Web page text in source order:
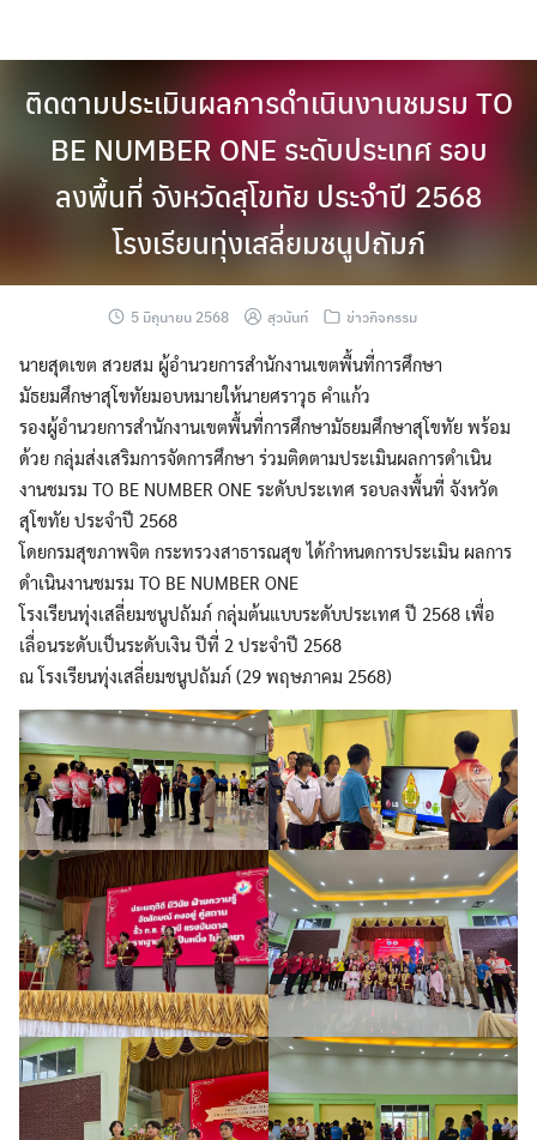
content
ติดตามประเมินผลการดำเนินงานชมรม TO
BE NUMBER ONE ระดับประเทศ รอบ
ลงพื้นที่ จังหวัดสุโขทัย ประจำปี 2568
โรงเรียนทุ่งเสลี่ยมชนูปถัมภ์
5 มิถุนายน 2568 สุวนันท์ ข่าวกิจกรรม
นายสุดเขต สวยสม ผู้อำนวยการสำนักงานเขตพื้นที่การศึกษา
มัธยมศึกษาสุโขทัยมอบหมายให้นายศราวุธ คำแก้ว
รองผู้อำนวยการสำนักงานเขตพื้นที่การศึกษามัธยมศึกษาสุโขทัย พร้อม
ด้วย กลุ่มส่งเสริมการจัดการศึกษา ร่วมติดตามประเมินผลการดำเนิน
งานชมรม TO BE NUMBER ONE ระดับประเทศ รอบลงพื้นที่ จังหวัด
สุโขทัย ประจำปี 2568
โดยกรมสุขภาพจิต กระทรวงสาธารณสุข ได้กำหนดการประเมิน ผลการ
ดำเนินงานชมรม TO BE NUMBER ONE
โรงเรียนทุ่งเสลี่ยมชนูปถัมภ์ กลุ่มต้นแบบระดับประเทศ ปี 2568 เพื่อ
เลื่อนระดับเป็นระดับเงิน ปีที่ 2 ประจำปี 2568
ณ โรงเรียนทุ่งเสลี่ยมชนูปถัมภ์ (29 พฤษภาคม 2568)